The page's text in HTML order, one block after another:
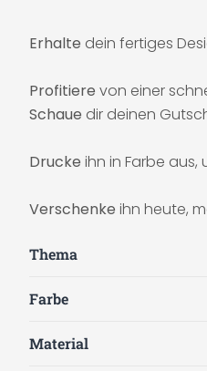
Erhalte dein fertiges
Profitiere von einer
Schaue dir deinen
Drucke ihn in Farbe aus,
Verschenke ihn heute,
Thema
Farbe
Material